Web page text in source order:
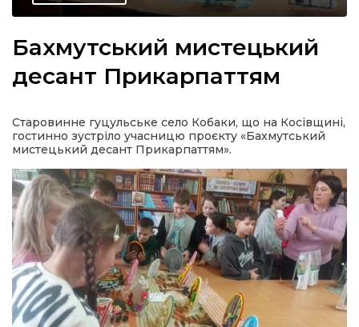
політика
місія
Бахмутський мистецький
десант Прикарпаттям
Старовинне гуцульське село Кобаки, що на Косівщині,
гостинно зустріло учасницю проєкту «Бахмутський
мистецький десант Прикарпаттям».